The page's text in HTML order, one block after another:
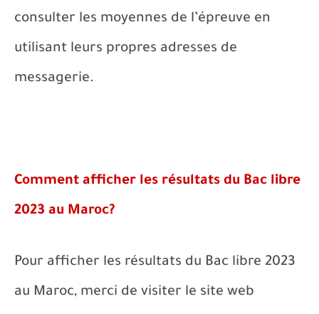
consulter les moyennes de l’épreuve en
utilisant leurs propres adresses de
messagerie.
Comment afficher les résultats du Bac libre
2023 au Maroc?
Pour afficher les résultats du Bac libre 2023
au Maroc, merci de visiter le site web